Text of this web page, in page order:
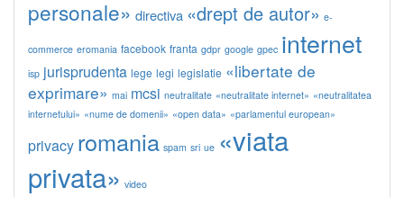
personale» directiva «drept de autor» e-
commerce eromania facebook franta gdpr google gpec internet
isp jurisprudenta lege legi legislatie «libertate de
exprimare» mai mcsi neutralitate «neutralitate internet» «neutralitatea
internetului» «nume de domenii» «open data» «parlamentul european»
privacy romania spam sri ue «viata
privata» video